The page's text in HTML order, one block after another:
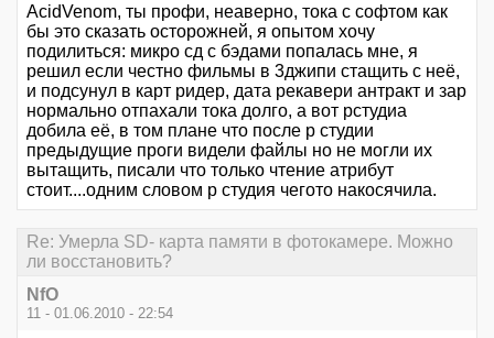
AcidVenom, ты профи, неаверно, тока с софтом как
бы это сказать осторожней, я опытом хочу
подилиться: микро сд с бэдами попалась мне, я
решил если честно фильмы в 3джипи стащить с неё,
и подсунул в карт ридер, дата рекавери антракт и зар
нормально отпахали тока долго, а вот рстудиа
добила её, в том плане что после р студии
предыдущие проги видели файлы но не могли их
вытащить, писали что только чтение атрибут
стоит....одним словом р студия чегото накосячила.
Re: Умерла SD- карта памяти в фотокамере. Можно
ли восстановить?
NfO
11 - 01.06.2010 - 22:54